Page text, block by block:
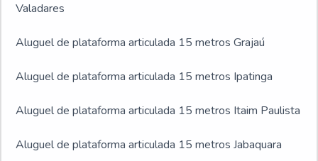
Valadares
Aluguel de plataforma articulada 15 metros Grajaú
Aluguel de plataforma articulada 15 metros Ipatinga
Aluguel de plataforma articulada 15 metros Itaim Paulista
Aluguel de plataforma articulada 15 metros Jabaquara